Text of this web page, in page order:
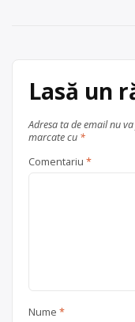
Lasă un
Adresa ta de email nu
marcate cu *
Comentariu *
Nume *